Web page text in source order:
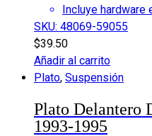
Incluye hardware
SKU: 48069-59055
$39.50
Añadir al carrito
Plato, Suspensión
Plato Delantero
1993-1995